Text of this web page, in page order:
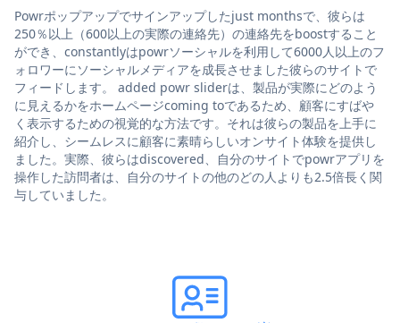
Powrポップアップでサインアップしたjust monthsで、彼らは
250％以上（600以上の実際の連絡先）の連絡先をboostすること
ができ、constantlyはpowrソーシャルを利用して6000人以上のフ
ォロワーにソーシャルメディアを成長させました彼らのサイトで
フィードします。 added powr sliderは、製品が実際にどのよう
に見えるかをホームページcoming toであるため、顧客にすばや
く表示するための視覚的な方法です。それは彼らの製品を上手に
紹介し、シームレスに顧客に素晴らしいオンサイト体験を提供し
ました。実際、彼らはdiscovered、自分のサイトでpowrアプリを
操作した訪問者は、自分のサイトの他のどの人よりも2.5倍長く関
与していました。